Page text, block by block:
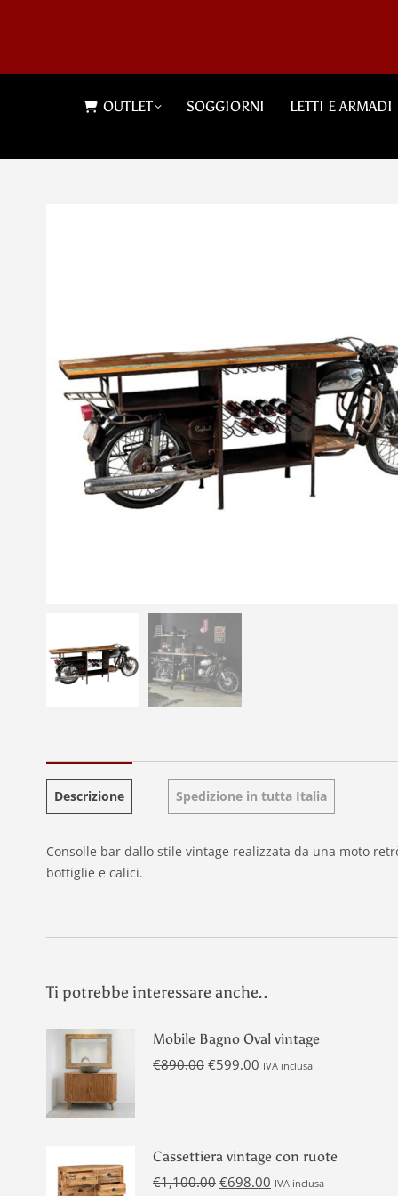
OUTLET SOGGIORNI LETTI E ARMADI
Descrizione Spedizione in tutta Italia
Consolle bar dallo stile vintage realizzata da una moto
bottiglie e calici.
Ti potrebbe interessare anche..
Mobile Bagno Oval vintage
€890.00 Il
€890.00.
€599.00 IlIVA inclusa
Cassettiera vintage con ruote
€1,100.00 Il
€698.00 IlIVA inclusa